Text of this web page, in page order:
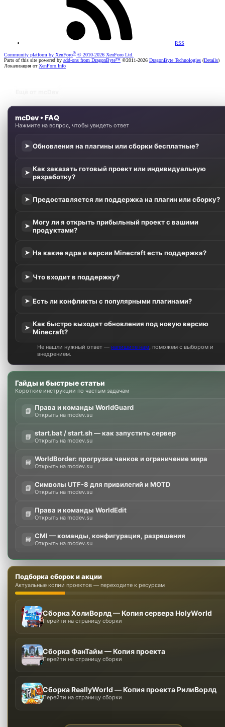
RSS
Community platform by XenForo® © 2010-2026 XenForo Ltd.
Parts of this site powered by add-ons from DragonByte™ ©2011-2026 DragonByte Technologies (Details)
Локализация отXenForo.Info
mcDev • FAQ
Нажмите на вопрос, чтобы увидеть ответ
➤ Обновления на плагины или сборки бесплатные?
➤ Как заказать готовый проект или индивидуальную
разработку?
➤ Предоставляется ли поддержка на плагин или сборку?
➤ Могу ли я открыть прибыльный проект с вашими
продуктами?
➤ На какие ядра и версии Minecraft есть поддержка?
➤ Что входит в поддержку?
➤ Есть ли конфликты с популярными плагинами?
➤ Как быстро выходят обновления под новую версию
Minecraft?
Не нашли нужный ответ —напишите нам , поможем с выбором и
внедрением.
Гайды и быстрые статьи
Короткие инструкции по частым задачам
📘 Права и команды WorldGuard
Открыть на mcdev.su
📘 start.bat / start.sh — как запустить сервер
Открыть на mcdev.su
📘 WorldBorder: прогрузка чанков и ограничение мира
Открыть на mcdev.su
📘 Символы UTF-8 для привилегий и MOTD
Открыть на mcdev.su
📘 Права и команды WorldEdit
Открыть на mcdev.su
📘 CMI — команды, конфигурация, разрешения
Открыть на mcdev.su
Подборка сборок и акции
Актуальные копии проектов — переходите к ресурсам
Сборка ХолиВорлд — Копия сервера HolyWorld
Перейти на страницу сборки
Сборка ФанТайм — Копия проекта
Перейти на страницу сборки
Сборка ReallyWorld — Копия проекта РилиВорлд
Перейти на страницу сборки